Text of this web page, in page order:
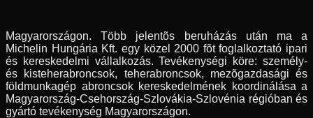
Magyarországon. Több jelentõs beruházás után ma a
Michelin Hungária Kft. egy közel 2000 fõt foglalkoztató ipari
és kereskedelmi vállalkozás. Tevékenységi köre: személy-
és kisteherabroncsok, teherabroncsok, mezõgazdasági és
földmunkagép abroncsok kereskedelmének koordinálása a
Magyarország-Csehország-Szlovákia-Szlovénia régióban és
gyártó tevékenység Magyarországon.